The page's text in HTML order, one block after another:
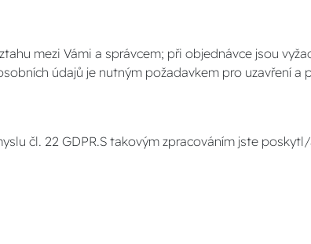
mezi Vámi a správcem; při objednávce jsou
údajů je nutným požadavkem pro uzavření a
čl. 22 GDPR.S takovým zpracováním jste